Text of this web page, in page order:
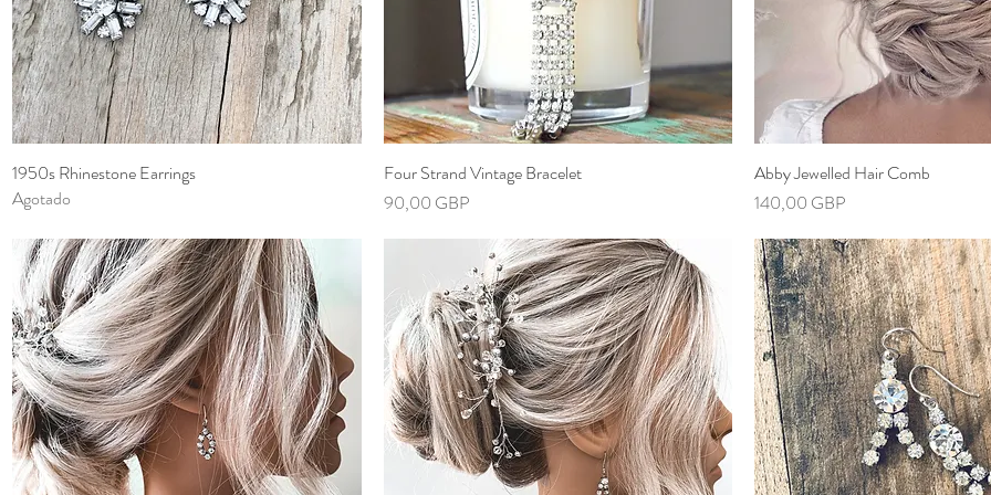
Vista rápida
1950s Rhinestone Earrings
Agotado
Vista rápida
Four Strand Vintage Bracelet
Precio
90,00 GBP
Vista rápida
Abby Jewelled Hair Comb
Precio
140,00 GBP